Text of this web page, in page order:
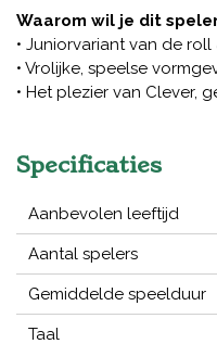
Waarom wil je dit
• Juniorvariant van de
• Vrolijke, speelse
• Het plezier van Clever,
Specificaties
Aanbevolen leeftijd
Aantal spelers
Gemiddelde speelduur
Taal